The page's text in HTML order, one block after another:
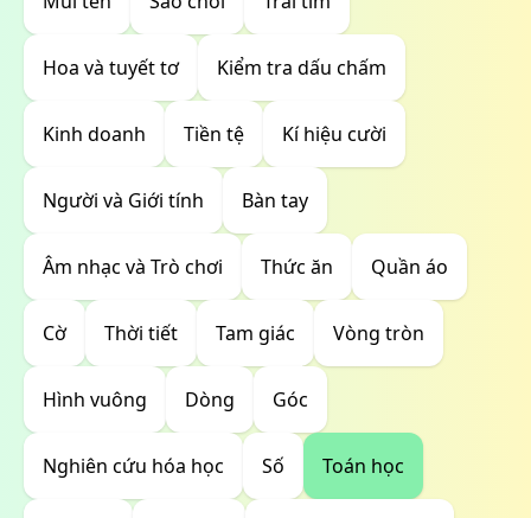
Hoa và tuyết tơ Kiểm tra dấu chấm
Kinh doanh Tiền tệ Kí hiệu cười
Người và Giới tính Bàn tay
Âm nhạc và Trò chơi Thức ăn Quần áo
Cờ Thời tiết Tam giác Vòng tròn
Hình vuông Dòng Góc
Nghiên cứu hóa học Số Toán học